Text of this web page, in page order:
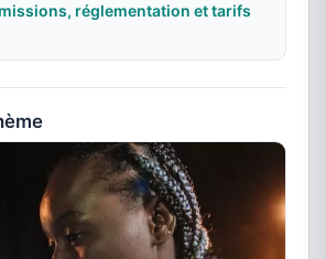
réglementation et tarifs